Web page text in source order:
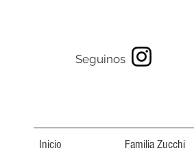
Seguinos
Inicio Familia Zucchi